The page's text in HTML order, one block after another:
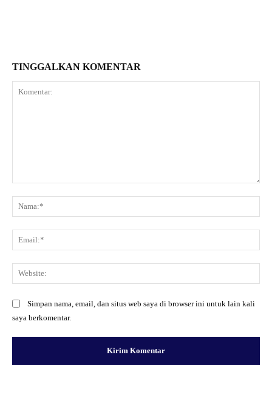
TINGGALKAN KOMENTAR
Simpan nama, email, dan situs web saya di browser ini untuk lain kali
saya berkomentar.